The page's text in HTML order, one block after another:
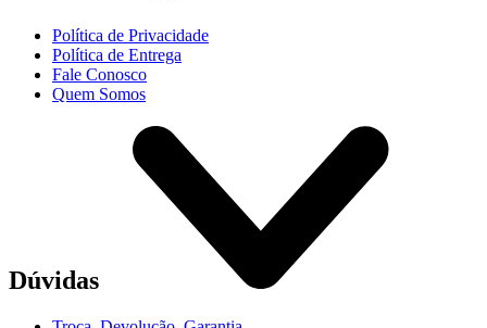
Política de Privacidade
Política de Entrega
Fale Conosco
Quem Somos
Dúvidas